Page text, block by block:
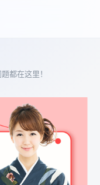
都在这里！